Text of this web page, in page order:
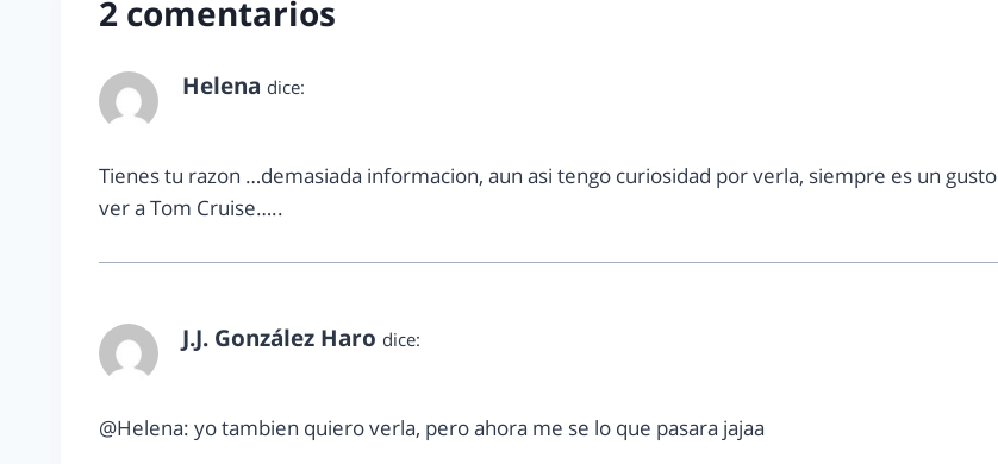
2 comentarios
Helena dice:
Tienes tu razon …demasiada informacion, aun asi tengo curiosidad por verla, siempre es un gusto
ver a Tom Cruise…..
J.J. González Haro dice:
@Helena: yo tambien quiero verla, pero ahora me se lo que pasara jajaa